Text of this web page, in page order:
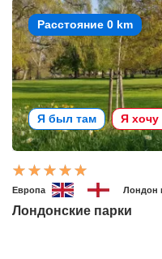
Расстояние 0 km
Я был там Я хочу
Европа Лондон
Лондонские парки